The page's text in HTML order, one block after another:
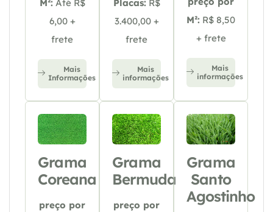
M²: Até R$
6,00 +
frete
Mais
Informações
Placas: R$
3.400,00 +
frete
Mais
informações
M²: R$ 8,50
+ frete
Mais
informações
Grama
Coreana
preço por
Grama
Bermuda
preço por
Grama
Santo
Agostinho